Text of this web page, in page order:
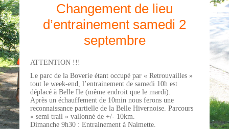
Changement de lieu
d’entrainement samedi 2
septembre
ATTENTION !!!
Le parc de la Boverie étant occupé par « Retrouvailles »
tout le week-end, l’entrainement de samedi 10h est
déplacé à Belle Ile (même endroit que le mardi).
Après un échauffement de 10min nous ferons une
reconnaissance partielle de la Belle Hivernoise. Parcours
« semi trail » vallonné de +/- 10km.
Dimanche 9h30 : Entrainement à Naimette.